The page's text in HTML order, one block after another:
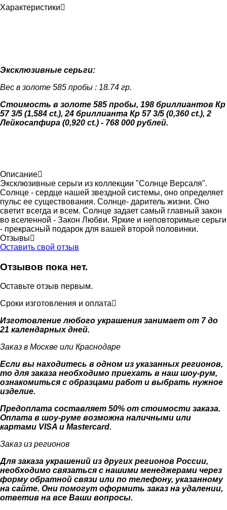
Характеристики
Эксклюзивные серьги:
Вес в золоте 585 пробы : 18.74 гр.
Стоимость в золоте 585 пробы, 198 бриллиантов Кр
57 3/5 (1,584 ct.), 24 бриллианта Кр 57 3/5 (0,360 ct.), 2
Лейкосапфира (0,920 ct.) - 768 000 рублей.
Описание
Эксклюзивные серьги из коллекции "Солнце Версаля".
Солнце - сердце нашей звездной системы, оно определяет
пульс ее существования. Солнце- даритель жизни. Оно
светит всегда и всем. Солнце задает самый главный закон
во вселенной - Закон Любви. Яркие и неповторимые серьги
- прекрасный подарок для вашей второй половинки.
Отзывы
Оставить свой отзыв
Отзывов пока нет.
Оставьте отзыв первым.
Сроки изготовления и оплата
Изготовление любого украшения занимает от 7 до
21 календарных дней.
Заказ в Москве или Краснодаре
Если вы находитесь в одном из указанных регионов,
то для заказа необходимо приехать в наш шоу-рум,
ознакомиться с образцами работ и выбрать нужное
изделие.
Предоплата составляет 50% от стоимости заказа.
Оплата в шоу-руме возможна наличными или
картами VISA и Mastercard.
Заказ из регионов
Для заказа украшений из других регионов России,
необходимо связаться с нашими менеджерами через
форму обратной связи или по телефону, указанному
на сайте. Они помогут оформить заказ на удалении,
ответив на все Ваши вопросы.